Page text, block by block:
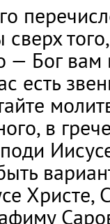
— Бог
есть
в
Христе,